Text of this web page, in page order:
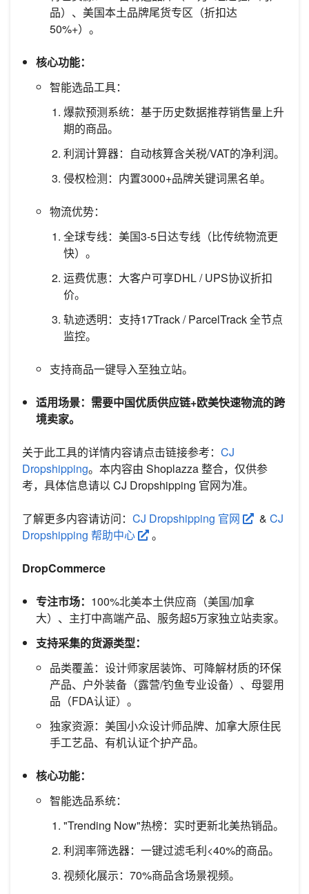
品）、美国本土品牌尾货专区（折扣达
50%+）。
核心功能：
智能选品工具：
爆款预测系统：基于历史数据推荐销售量上升
期的商品。
利润计算器：自动核算含关税/VAT的净利润。
侵权检测：内置3000+品牌关键词黑名单。
物流优势：
全球专线：美国3-5日达专线（比传统物流更
快）。
运费优惠：大客户可享DHL / UPS协议折扣
价。
轨迹透明：支持17Track / ParcelTrack 全节点
监控。
支持商品一键导入至独立站。
适用场景：需要中国优质供应链+欧美快速物流的跨
境卖家。
关于此工具的详情内容请点击链接参考： CJ
Dropshipping。本内容由 Shoplazza 整合，仅供参
考，具体信息请以 CJ Dropshipping 官网为准。
了解更多内容请访问： CJ Dropshipping 官网 & CJ
Dropshipping 帮助中心
。
DropCommerce
专注市场： 100%北美本土供应商（美国/加拿
大）、主打中高端产品、服务超5万家独立站卖家。
支持采集的货源类型：
品类覆盖：设计师家居装饰、可降解材质的环保
产品、户外装备（露营/钓鱼专业设备）、母婴用
品（FDA认证）。
独家资源：美国小众设计师品牌、加拿大原住民
手工艺品、有机认证个护产品。
核心功能：
智能选品系统：
"Trending Now"热榜：实时更新北美热销品。
利润率筛选器：一键过滤毛利<40%的商品。
视频化展示：70%商品含场景视频。